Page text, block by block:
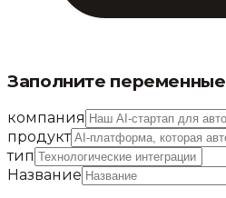
Заполните переменные
компания
продукт
тип
Название